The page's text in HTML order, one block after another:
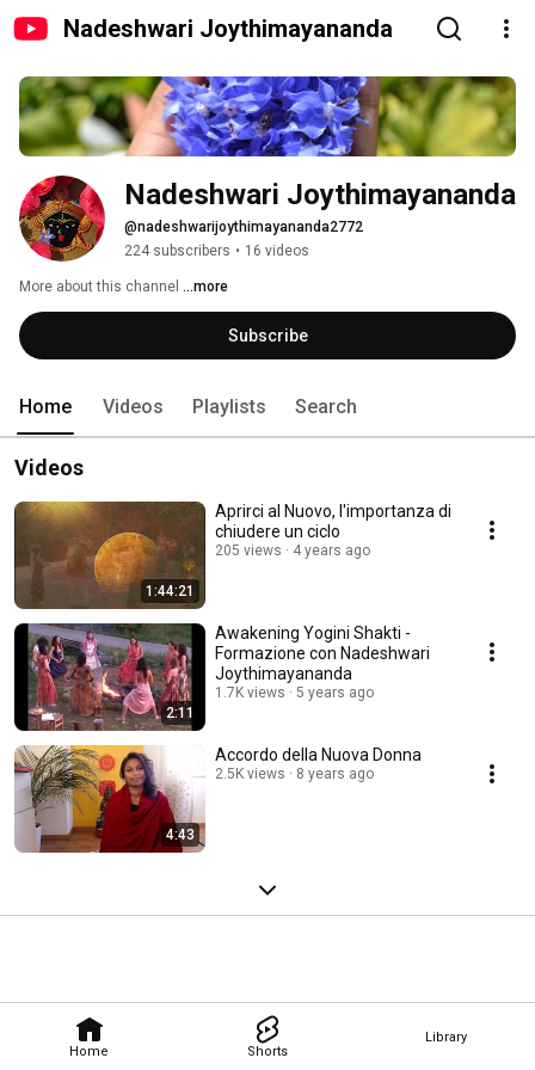
Nadeshwari Joythimayananda
Home Shorts
Library
Nadeshwari Joythimayananda
@nadeshwarijoythimayananda2772
224 subscribers • 16 videos
More about this channel ...more
Subscribe
Home Videos Playlists Search
Videos
1:44:21
Aprirci al Nuovo, l'importanza di
chiudere un ciclo
205 views 4 years ago
2:11
Awakening Yogini Shakti -
Formazione con Nadeshwari
Joythimayananda
1.7K views 5 years ago
4:43
Accordo della Nuova Donna
2.5K views 8 years ago